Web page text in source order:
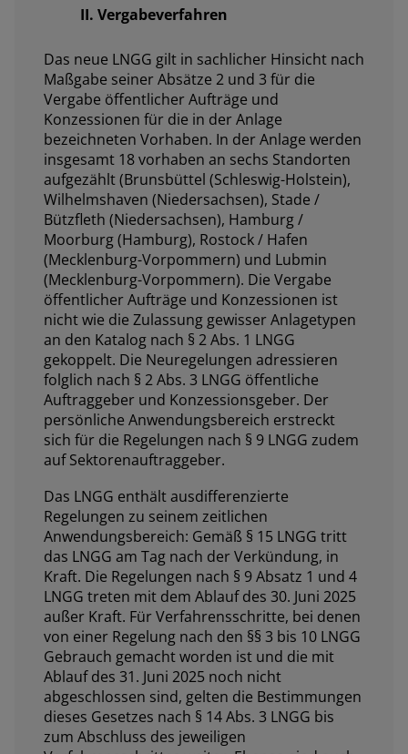
II. Vergabeverfahren
Das neue LNGG gilt in sachlicher Hinsicht nach
Maßgabe seiner Absätze 2 und 3 für die
Vergabe öffentlicher Aufträge und
Konzessionen für die in der Anlage
bezeichneten Vorhaben. In der Anlage werden
insgesamt 18 vorhaben an sechs Standorten
aufgezählt (Brunsbüttel (Schleswig-Holstein),
Wilhelmshaven (Niedersachsen), Stade /
Bützfleth (Niedersachsen), Hamburg /
Moorburg (Hamburg), Rostock / Hafen
(Mecklenburg-Vorpommern) und Lubmin
(Mecklenburg-Vorpommern). Die Vergabe
öffentlicher Aufträge und Konzessionen ist
nicht wie die Zulassung gewisser Anlagetypen
an den Katalog nach § 2 Abs. 1 LNGG
gekoppelt. Die Neuregelungen adressieren
folglich nach § 2 Abs. 3 LNGG öffentliche
Auftraggeber und Konzessionsgeber. Der
persönliche Anwendungsbereich erstreckt
sich für die Regelungen nach § 9 LNGG zudem
auf Sektorenauftraggeber.
Das LNGG enthält ausdifferenzierte
Regelungen zu seinem zeitlichen
Anwendungsbereich: Gemäß § 15 LNGG tritt
das LNGG am Tag nach der Verkündung, in
Kraft. Die Regelungen nach § 9 Absatz 1 und 4
LNGG treten mit dem Ablauf des 30. Juni 2025
außer Kraft. Für Verfahrensschritte, bei denen
von einer Regelung nach den §§ 3 bis 10 LNGG
Gebrauch gemacht worden ist und die mit
Ablauf des 31. Juni 2025 noch nicht
abgeschlossen sind, gelten die Bestimmungen
dieses Gesetzes nach § 14 Abs. 3 LNGG bis
zum Abschluss des jeweiligen